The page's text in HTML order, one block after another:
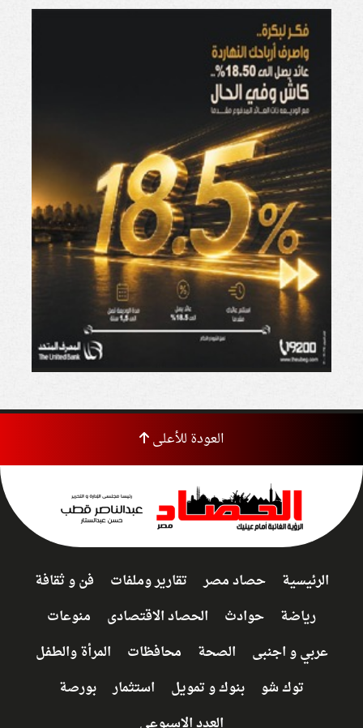
العودة للأعلى
الرئيسية حصاد مصر تقارير وملفات
فن و ثقافة
رياضة
حوادث الحصاد الاقتصادى
منوعات
عربي و اجنبى
الصحة محافظات
المرأة والطفل
توك شو
بنوك و تمويل استثمار
بورصة